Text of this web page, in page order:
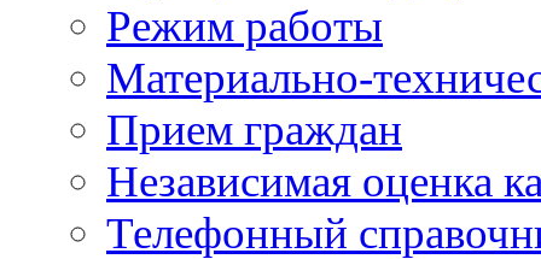
Режим работы
Материально-
Прием граждан
Независимая оценка
Телефонный